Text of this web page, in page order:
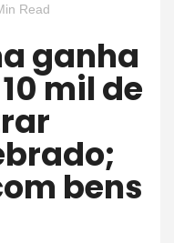
Read
mil de
bens